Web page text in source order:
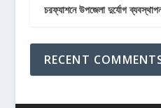
চরফ্যাশনে উপজেলা দুর্যোগ
RECENT